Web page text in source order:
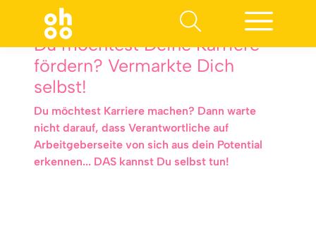
Du möchtest Deine Karriere
fördern? Vermarkte Dich
selbst!
Du möchtest Karriere machen? Dann warte
nicht darauf, dass Verantwortliche auf
Arbeitgeberseite von sich aus dein Potential
erkennen... DAS kannst Du selbst tun!